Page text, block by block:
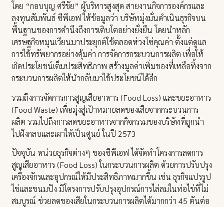
โดย “กอบบุญ ศรีชัย” ผู้บริหารสูงสุด สายงานกิจการองค์กรและ
ลงทุนสัมพันธ์ ซีพีเอฟ ให้ข้อมูลว่า บริษัทมุ่งมั่นดำเนินธุรกิจบน
พื้นฐานของการคำนึงถึงการเติบโตอย่างยั่งยืน โดยนำหลัก
เศรษฐกิจหมุนเวียนมาประยุกต์ใช้ตลอดห่วงโซ่คุณค่า ตั้งแต่ดูแล
การใช้ทรัพยากรอย่างคุ้มค่า การจัดการกระบวนการผลิต เพื่อให้
เกิดประโยชน์เต็มประสิทธิภาพ สร้างมูลค่าเพิ่มของที่เหลือทิ้งจาก
กระบวนการผลิตให้นำกลับมาใช้ประโยชน์ได้อีก
รวมถึงการจัดการการสูญเสียอาหาร (Food Loss) และขยะอาหาร
(Food Waste) เพื่อมุ่งสู่เป้าหมายลดของเสียจากกระบวนการ
ผลิต รวมไปถึงการลดขยะอาหารจากกิจกรรมของบริษัทที่ถูกนำ
ไปฝังกลบและเผาให้เป็นศูนย์ ในปี 2573
ปัจจุบัน หน่วยธุรกิจต่างๆ ของซีพีเอฟ ได้จัดทำโครงการลดการ
สูญเสียอาหาร (Food Loss) ในกระบวนการผลิต ด้วยการปรับปรุง
เครื่่องจักรและอุปกรณ์ให้มีประสิทธิภาพมากขึ้น เช่น ธุรกิจแปรรูป
ไข่และขนมปัง มีโครงการปรับปรุงอุปกรณ์การไล่ลมในท่อไข่ที่ไม่
สมบูรณ์ ช่วยลดของเสียในกระบวนการผลิตได้มากกว่า 45 ตันต่อ